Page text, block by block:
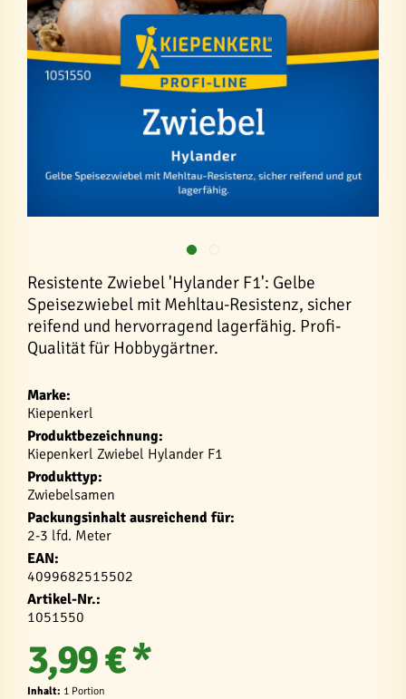
Resistente Zwiebel 'Hylander F1': Gelbe
Speisezwiebel mit Mehltau-Resistenz, sicher
reifend und hervorragend lagerfähig. Profi-
Qualität für Hobbygärtner.
Marke:
Kiepenkerl
Produktbezeichnung:
Kiepenkerl Zwiebel Hylander F1
Produkttyp:
Zwiebelsamen
Packungsinhalt ausreichend für:
2-3 lfd. Meter
EAN:
4099682515502
Artikel-Nr.:
1051550
3,99 € *
Inhalt: 1 Portion